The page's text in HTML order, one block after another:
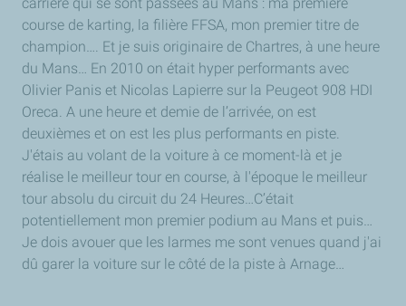
course de karting, la filière FFSA, mon premier titre de
champion…. Et je suis originaire de Chartres, à une heure
du Mans… En 2010 on était hyper performants avec
Olivier Panis et Nicolas Lapierre sur la Peugeot 908 HDI
Oreca. A une heure et demie de l’arrivée, on est
deuxièmes et on est les plus performants en piste.
J'étais au volant de la voiture à ce moment-là et je
réalise le meilleur tour en course, à l'époque le meilleur
tour absolu du circuit du 24 Heures…C’était
potentiellement mon premier podium au Mans et puis…
Je dois avouer que les larmes me sont venues quand j'ai
dû garer la voiture sur le côté de la piste à Arnage…